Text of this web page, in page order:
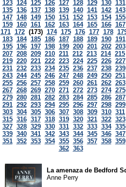
123 124 125 126 127 128 129 130 131
135 136 137 138 139 140 141 142 143
147 148 149 150 151 152 153 154 155
159 160 161 162 163 164 165 166 167
171 172 (173) 174 175 176 177 178
183 184 185 186 187 188 189 190 191
195 196 197 198 199 200 201 202 203
207 208 209 210 211 212 213 214 215
219 220 221 222 223 224 225 226 227
231 232 233 234 235 236 237 238 239
243 244 245 246 247 248 249 250 251
255 256 257 258 259 260 261 262 263
267 268 269 270 271 272 273 274 275
279 280 281 282 283 284 285 286 287
291 292 293 294 295 296 297 298 299
303 304 305 306 307 308 309 310 311
315 316 317 318 319 320 321 322 323
327 328 329 330 331 332 333 334 335
339 340 341 342 343 344 345 346 347
351 352 353 354 355 356 357 358 359
362 363
La amenaza de Bedford
Anne Perry